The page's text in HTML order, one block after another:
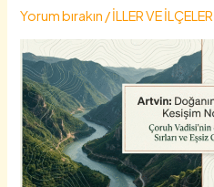
Yorum bırakın /İLLER VE İLÇELER